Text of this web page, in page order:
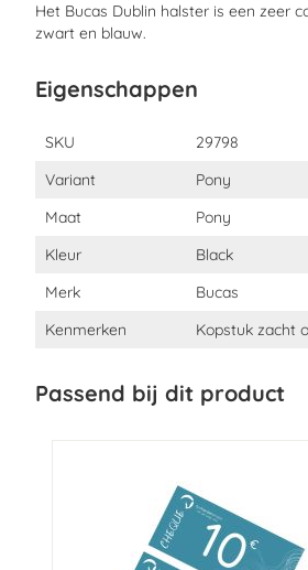
Het Bucas Dublin halster is een zeer
zwart en blauw.
Eigenschappen
Eigenschappen
SKU
29798
Variant
Pony
Maat
Pony
Kleur
Black
Merk
Bucas
Kenmerken
Kopstuk zacht
Passend bij dit product